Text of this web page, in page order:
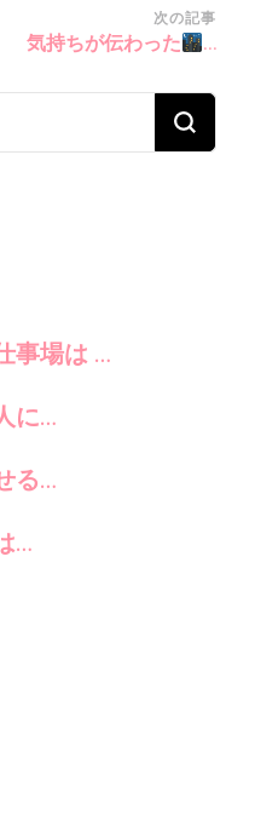
次の記事
気持ちが伝わった …
事場は …
に…
る…
…